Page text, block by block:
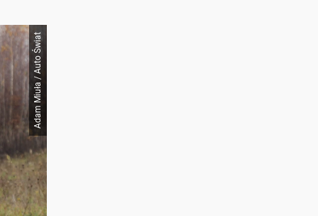
Adam Miuła / Auto Świat